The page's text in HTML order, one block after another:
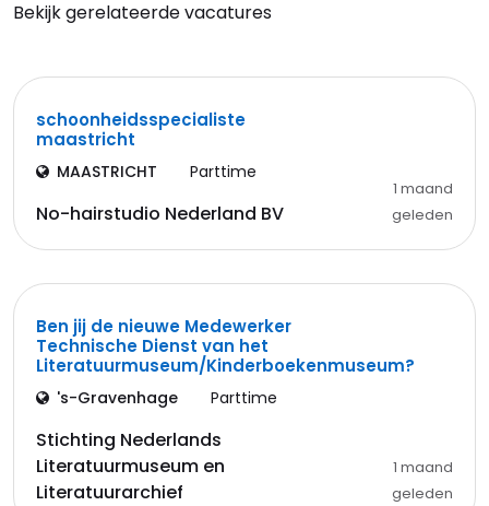
Bekijk gerelateerde vacatures
schoonheidsspecialiste
maastricht
MAASTRICHT Parttime
No-hairstudio Nederland BV
1 maand
geleden
Ben jij de nieuwe Medewerker
Technische Dienst van het
Literatuurmuseum/Kinderboekenmuseum?
's-Gravenhage Parttime
Stichting Nederlands
Literatuurmuseum en
Literatuurarchief
1 maand
geleden